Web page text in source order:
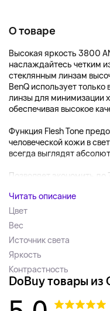
О товаре
Высокая яркость 3800
наслаждайтесь четким
стеклянным линзам
BenQ использует
линзы для минимизации
обеспечивая высокое
Функция Flesh Tone
человеческой кожи в
всегда выглядят
Позволяет экономить до
Читать описание
Цвет
Вес
Источник света
Яркость
Контрастность